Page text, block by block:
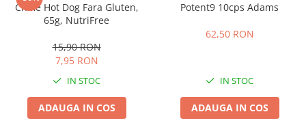
Chifle Hot Dog Fara Gluten,
65g, NutriFree
15,90 RON
7,95 RON
IN STOC
ADAUGA IN COS
Potent9 10cps Adams
62,50 RON
IN STOC
ADAUGA IN COS